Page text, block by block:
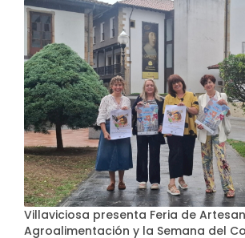
Villaviciosa presenta Feria de
Agroalimentación y la Semana del